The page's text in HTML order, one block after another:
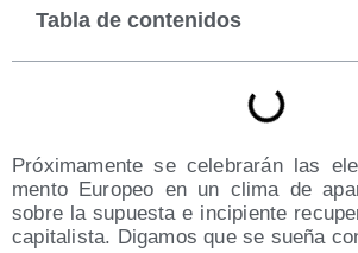
Tabla de contenidos
Pró­xi­ma­men­te se cele­bra­rán las
men­to Euro­peo en un cli­ma de
sobre la supues­ta e inci­pien­te
capi­ta­lis­ta. Diga­mos que se sue­ña